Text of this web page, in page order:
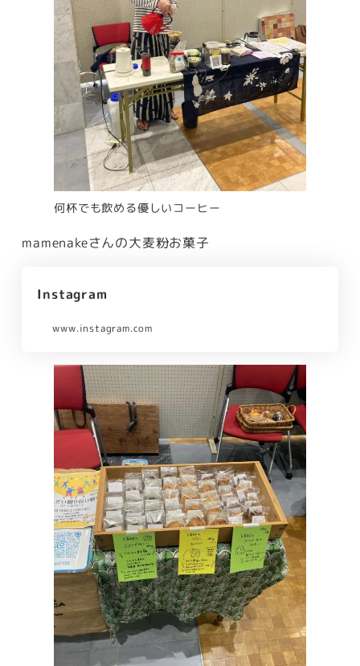
何杯でも飲める優しいコーヒー
mamenakeさんの大麦粉お菓子
Instagram
www.instagram.com